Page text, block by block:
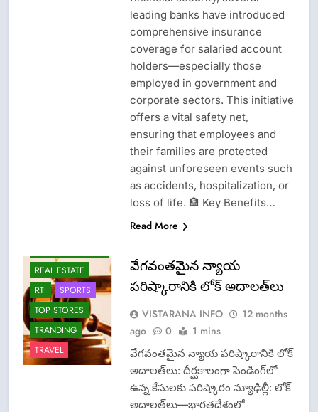
leading banks have introduced
comprehensive insurance
coverage for salaried account
holders—especially those
employed in government and
corporate sectors. This initiative
offers a vital safety net,
ensuring that employees and
their families are protected
against unforeseen events such
as accidents, hospitalization, or
loss of life. 🏦 Key Benefits…
Read More
REAL ESTATE
RTI
SPORTS
TOP STORES
TRANDING
TRAVEL
వేగవంతమైన న్యాయ
పరిష్కారానికి లోక్ అదాలత్‌లు
VISTARANA INFO
12 months
ago
0 1 mins
వేగవంతమైన న్యాయ పరిష్కారానికి లోక్
అదాలత్‌లు: దీర్ఘకాలంగా పెండింగ్‌లో
ఉన్న కేసులకు పరిష్కారం న్యూఢిల్లీ: లోక్
అదాలత్‌లు—భారతదేశంలో